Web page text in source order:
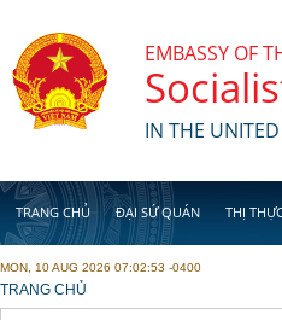
EMBASSY OF
IN THE
TRANG CHỦ ĐẠI SỨ QUÁN THỊ
MON, 10 AUG 2026 07:02:53 -0400
YOU ARE HERE
TRANG CHỦ